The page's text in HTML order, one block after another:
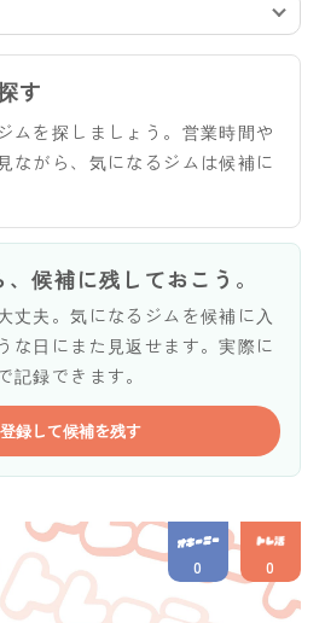
す
ムを探しましょう。営業時間や
ながら、気になるジムは候補に
候補に残しておこう。
丈夫。気になるジムを候補に入
な日にまた見返せます。実際に
記録できます。
録して候補を残す
0 0